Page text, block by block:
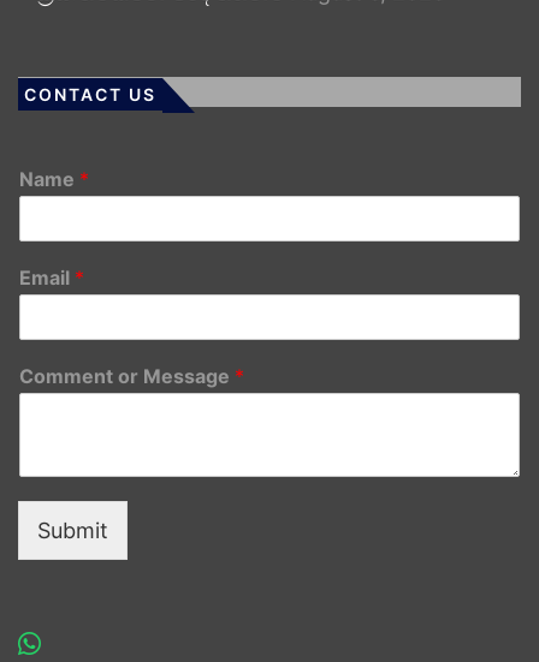
CONTACT US
Name *
Email *
Comment or Message *
Submit